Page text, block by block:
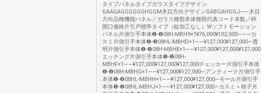
タイプパネルタイプガラスタイプデザイン
GAAGAGGGGGGHGGM木目方向デザインGABGAHGGJ――木目
方向品種機能パネル／ガラス種類本体種類代表コード本数／枠
開口価格片引戸標準タイプ（錠加工なし）Wソフトモーション
パネル片側引手本体❶-❷08H-MBH9×1¥76,000¥102,000―――カ
スミ片側引手本体❶-❷08HL-MBHD×1――¥127,000¥127,000―透
明片側引手本体❶-❷08H-MBHE×1――¥127,000¥127,000¥127,000
エッチング片側引手本体❶-❷08H-
MBHF×1――¥127,000¥127,000¥127,000チェッカー片側引手本体
❶-❷08H-MBHG×1――¥127,000¥127,000―アンティーク片側引手
本体❶-❷08HL-MBHH×1――¥127,000¥127,000―モール片側引手
本体❶-❷08HL-MBHJ×1――¥127,000¥127,000―カスミ＋格子片